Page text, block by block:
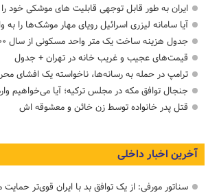
ایران به طور قابل توجهی قابلیت های موشکی خود
آیا سامانه لیزری اسرائیل رویای مهار موشک‌ها را به
جدول هزینه ساخت یک متر واحد مسکونی از سال ۱۴۰۰ تا ۱۴۰۵
قیمت‌های عجیب و غریب خانه در تهران + جدول
ترامپ در حمله‌ به رسانه‌ها، ناخواسته یک افشای
جنجال توافق مکه در مجلس ترکیه؛ آیا می‌خواهیم
قتل پدر خانواده توسط زن خائن و معشوقه اش
آخرین اخبار داخلی
سناتور مورفی: از یک توافق بد با ایران قوی‌تر